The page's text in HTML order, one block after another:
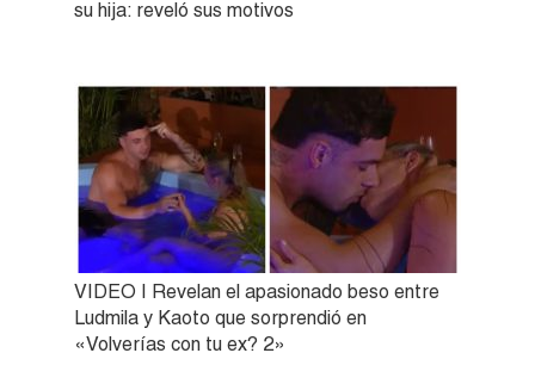
su hija: reveló sus motivos
VIDEO | Revelan el apasionado beso entre
Ludmila y Kaoto que sorprendió en
«Volverías con tu ex? 2»